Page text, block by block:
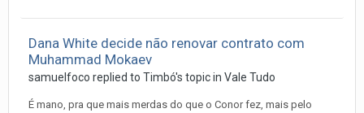
Dana White decide não renovar contrato com
Muhammad Mokaev
samuelfoco replied to Timbó's topic in Vale Tudo
É mano, pra que mais merdas do que o Conor fez, mais pelo